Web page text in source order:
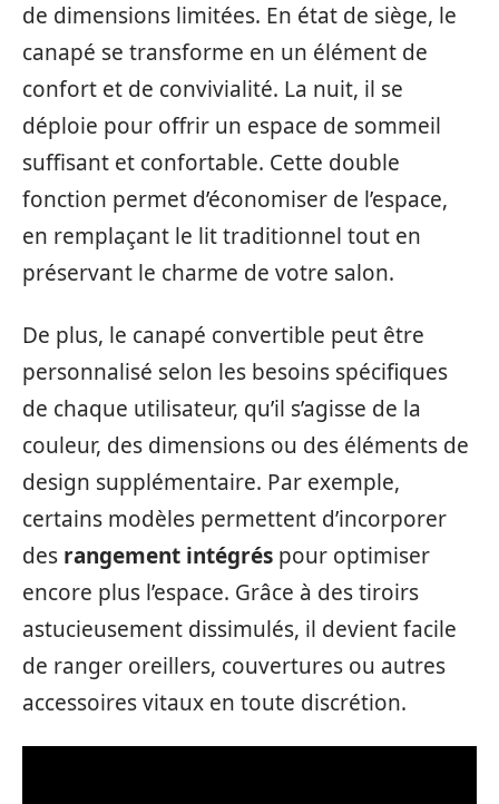
de dimensions limitées. En état de siège, le
canapé se transforme en un élément de
confort et de convivialité. La nuit, il se
déploie pour offrir un espace de sommeil
suffisant et confortable. Cette double
fonction permet d’économiser de l’espace,
en remplaçant le lit traditionnel tout en
préservant le charme de votre salon.
De plus, le canapé convertible peut être
personnalisé selon les besoins spécifiques
de chaque utilisateur, qu’il s’agisse de la
couleur, des dimensions ou des éléments de
design supplémentaire. Par exemple,
certains modèles permettent d’incorporer
des rangement intégrés pour optimiser
encore plus l’espace. Grâce à des tiroirs
astucieusement dissimulés, il devient facile
de ranger oreillers, couvertures ou autres
accessoires vitaux en toute discrétion.